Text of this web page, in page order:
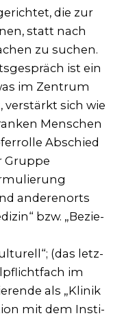
die zur
statt nach
zu suchen.
ist ein
im Zen­trum
sich wie
Men­schen
Abschied
Grup­pe
ande­ren­orts
bzw. „Bezie­
(das letz­
im
als „Kli­nik
mit dem Insti­